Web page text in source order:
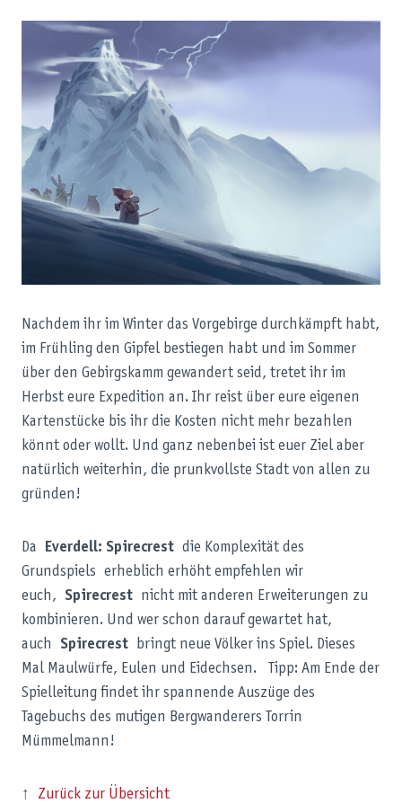
Nachdem ihr im Winter das Vorgebirge durchkämpft habt,
im Frühling den Gipfel bestiegen habt und im Sommer
über den Gebirgskamm gewandert seid, tretet ihr im
Herbst eure Expedition an. Ihr reist über eure eigenen
Kartenstücke bis ihr die Kosten nicht mehr bezahlen
könnt oder wollt. Und ganz nebenbei ist euer Ziel aber
natürlich weiterhin, die prunkvollste Stadt von allen zu
gründen!
Da Everdell: Spirecrest die Komplexität des
Grundspiels erheblich erhöht empfehlen wir
euch, Spirecrest nicht mit anderen Erweiterungen zu
kombinieren. Und wer schon darauf gewartet hat,
auch Spirecrest bringt neue Völker ins Spiel. Dieses
Mal Maulwürfe, Eulen und Eidechsen. Tipp: Am Ende der
Spielleitung findet ihr spannende Auszüge des
Tagebuchs des mutigen Bergwanderers Torrin
Mümmelmann!
↑ Zurück zur Übersicht